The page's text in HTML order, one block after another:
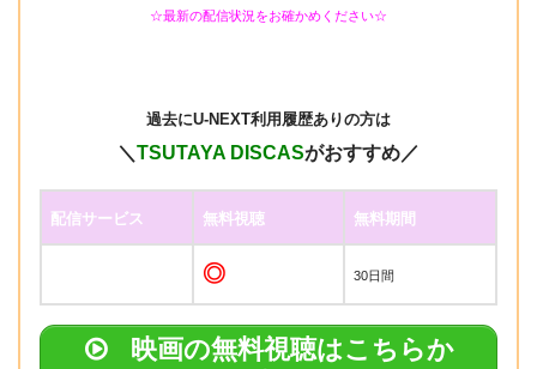
☆最新の配信状況をお確かめください☆
過去にU-NEXT利用履歴ありの方は
＼TSUTAYA DISCASがおすすめ／
配信サービス 無料視聴 無料期間
◎ 30日間
映画の無料視聴はこちらか